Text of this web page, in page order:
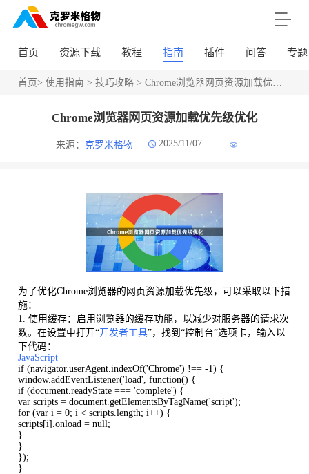
首页 资源下载 教程 指南 插件 问答 专题
首页> 使用指南 > 技巧攻略> Chrome浏览器网页资源加载优先级优化
Chrome浏览器网页资源加载优先级优化
来源： 克罗米格物 2025/11/07
为了优化Chrome浏览器的网页资源加载优先级，可以采取以下措
施：
1. 使用缓存：启用浏览器的缓存功能，以减少对服务器的请求次
数。在设置中打开“开发者工具”，找到“控制台”选项卡，输入以
下代码：
JavaScript
if (navigator.userAgent.indexOf('Chrome') !== -1) {
window.addEventListener('load', function() {
if (document.readyState === 'complete') {
var scripts = document.getElementsByTagName('script');
for (var i = 0; i < scripts.length; i++) {
scripts[i].onload = null;
}
}
});
}